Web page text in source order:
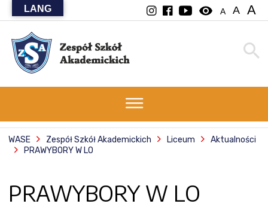
visibility A A A
WASE Zespół Szkół Akademickich Liceum
Aktualności
PRAWYBORY W LO
PRAWYBORY W LO
LANG